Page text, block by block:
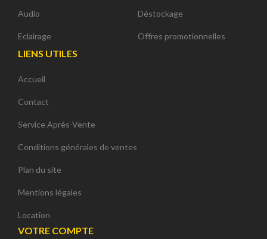
Audio
Eclairage
Déstockage
Offres promotionnelles
LIENS UTILES
Accueil
Contact
Service Après-Vente
Conditions générales de ventes
Plan du site
Mentions légales
Location
VOTRE COMPTE